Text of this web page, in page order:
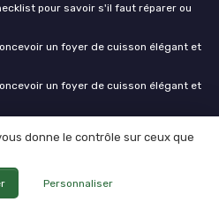
pour savoir s'il faut réparer ou
un foyer de cuisson élégant et
un foyer de cuisson élégant et
donne le contrôle sur ceux que
Personnaliser